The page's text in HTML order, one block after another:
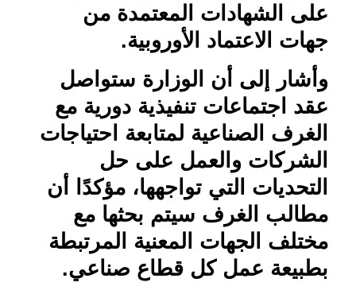
على الشهادات المعتمدة من
جهات الاعتماد الأوروبية.
وأشار إلى أن الوزارة ستواصل
عقد اجتماعات تنفيذية دورية مع
الغرف الصناعية لمتابعة احتياجات
الشركات والعمل على حل
التحديات التي تواجهها، مؤكدًا أن
مطالب الغرف سيتم بحثها مع
مختلف الجهات المعنية المرتبطة
بطبيعة عمل كل قطاع صناعي.